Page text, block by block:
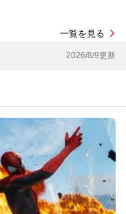
一覧を見る
2026/8/9更新